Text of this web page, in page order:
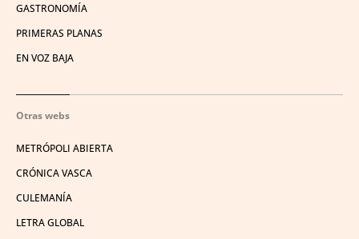
GASTRONOMÍA
PRIMERAS PLANAS
EN VOZ BAJA
Otras webs
METRÓPOLI ABIERTA
CRÓNICA VASCA
CULEMANÍA
LETRA GLOBAL